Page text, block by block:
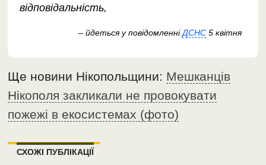
відповідальність,
– йдеться у повідомленніДСНС5 квітня
Ще новини Нікопольщини: Мешканців
Нікополя закликали не провокувати
пожежі в екосистемах (фото)
СХОЖІ ПУБЛІКАЦІЇ